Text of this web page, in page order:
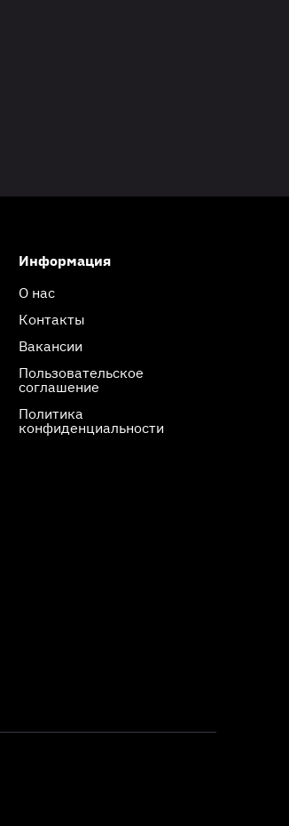
Информация
О нас
Контакты
Вакансии
Пользовательское
соглашение
Политика
конфиденциальности